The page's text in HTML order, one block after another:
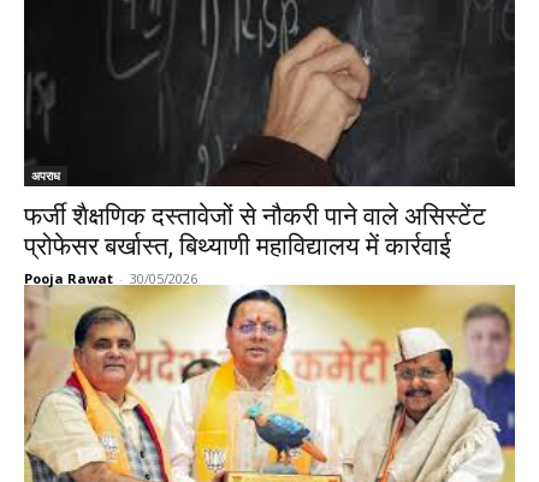
अपराध
फर्जी शैक्षणिक दस्तावेजों से नौकरी पाने वाले असिस्टेंट
प्रोफेसर बर्खास्त, बिथ्याणी महाविद्यालय में कार्रवाई
Pooja Rawat - 30/05/2026